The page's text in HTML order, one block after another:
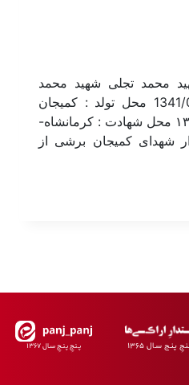
محمد تجلی شهید محمد
تجلی تاریخ تولد : 1341/01/07 محل تولد : کمیجان
تاریخ شهادت : ۱۳۶۷/۰۵/۰۵ محل شهادت : کرمانشاه-
شهدای کمیجان برشی از
پـنجِ پنـجِ سـال ۱۳۶۷